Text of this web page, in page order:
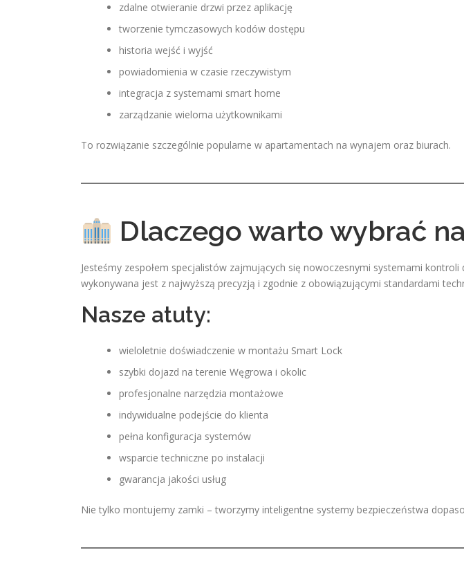
zdalne otwieranie drzwi przez aplikację
tworzenie tymczasowych kodów dostępu
historia wejść i wyjść
powiadomienia w czasie rzeczywistym
integracja z systemami smart home
zarządzanie wieloma użytkownikami
To rozwiązanie szczególnie popularne w apartamentach na wynajem oraz biurach.
Dlaczego warto wybrać
Jesteśmy zespołem specjalistów zajmujących się nowoczesnymi systemami kontroli
wykonywana jest z najwyższą precyzją i zgodnie z obowiązującymi standardami
Nasze atuty:
wieloletnie doświadczenie w montażu Smart Lock
szybki dojazd na terenie Węgrowa i okolic
profesjonalne narzędzia montażowe
indywidualne podejście do klienta
pełna konfiguracja systemów
wsparcie techniczne po instalacji
gwarancja jakości usług
Nie tylko montujemy zamki – tworzymy inteligentne systemy bezpieczeństwa